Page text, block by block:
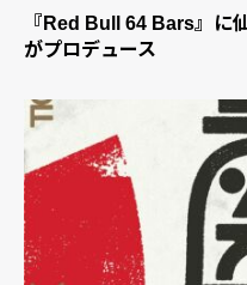
『Red Bull 64 Bars』
がプロデュース